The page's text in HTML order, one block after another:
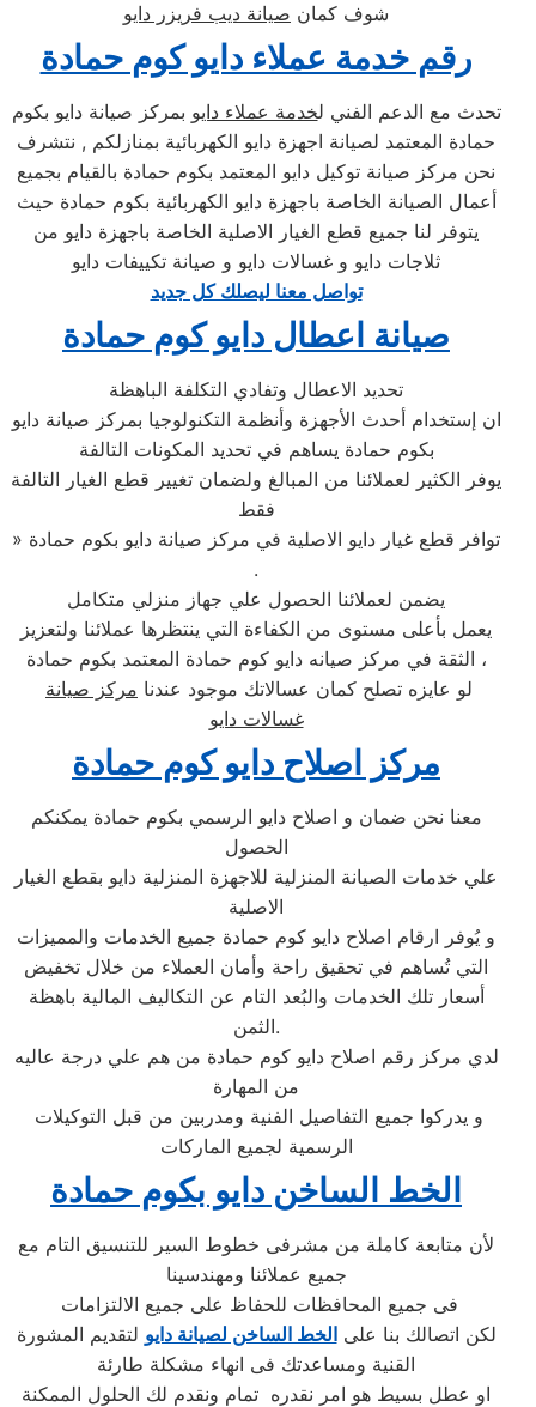
شوف كمان صيانة ديب فريزر دايو
رقم خدمة عملاء دايو كوم حمادة
تحدث مع الدعم الفني لخدمة عملاء دايو بمركز صيانة دايو بكوم
حمادة المعتمد لصيانة اجهزة دايو الكهربائية بمنازلكم , نتشرف
نحن مركز صيانة توكيل دايو المعتمد بكوم حمادة بالقيام بجميع
أعمال الصيانة الخاصة باجهزة دايو الكهربائية بكوم حمادة حيث
يتوفر لنا جميع قطع الغيار الاصلية الخاصة باجهزة دايو من
ثلاجات دايو و غسالات دايو و صيانة تكييفات دايو
تواصل معنا ليصلك كل جديد
صيانة اعطال دايو كوم حمادة
تحديد الاعطال وتفادي التكلفة الباهظة
ان إستخدام أحدث الأجهزة وأنظمة التكنولوجيا بمركز صيانة دايو
بكوم حمادة يساهم في تحديد المكونات التالفة
يوفر الكثير لعملائنا من المبالغ ولضمان تغيير قطع الغيار التالفة
فقط
» توافر قطع غيار دايو الاصلية في مركز صيانة دايو بكوم حمادة
.
يضمن لعملائنا الحصول علي جهاز منزلي متكامل
يعمل بأعلى مستوى من الكفاءة التي ينتظرها عملائنا ولتعزيز
الثقة في مركز صيانه دايو كوم حمادة المعتمد بكوم حمادة ،
لو عايزه تصلح كمان عسالاتك موجود عندنا مركز صيانة
غسالات دايو
مركز اصلاح دايو كوم حمادة
معنا نحن ضمان و اصلاح دايو الرسمي بكوم حمادة يمكنكم
الحصول
علي خدمات الصيانة المنزلية للاجهزة المنزلية دايو بقطع الغيار
الاصلية
و يُوفر ارقام اصلاح دايو كوم حمادة جميع الخدمات والمميزات
التي تُساهم في تحقيق راحة وأمان العملاء من خلال تخفيض
أسعار تلك الخدمات والبُعد التام عن التكاليف المالية باهظة
الثمن.
لدي مركز رقم اصلاح دايو كوم حمادة من هم علي درجة عاليه
من المهارة
الرسمية لجميع الماركات
الخط الساخن دايو بكوم حمادة
لأن متابعة كاملة من مشرفى خطوط السير للتنسيق التام مع
جميع عملائنا ومهندسينا
فى جميع المحافظات للحفاظ على جميع الالتزامات
لكن اتصالك بنا علىالخط الساخن لصيانة دايو لتقديم المشورة
القنية ومساعدتك فى انهاء مشكلة طارئة
او عطل بسيط هو امر نقدره تمام ونقدم لك الحلول الممكنة